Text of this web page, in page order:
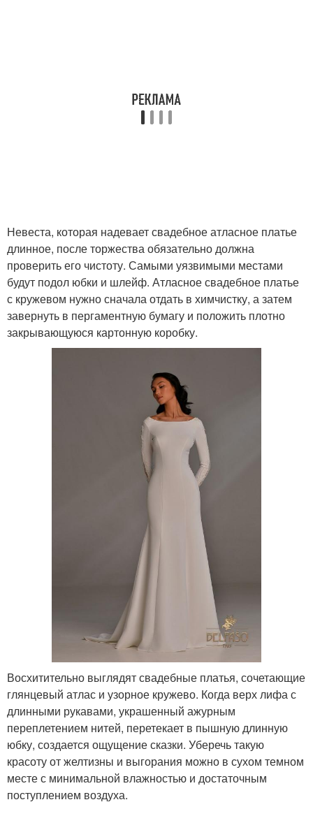
Невеста, которая надевает свадебное атласное платье
длинное, после торжества обязательно должна
проверить его чистоту. Самыми уязвимыми местами
будут подол юбки и шлейф. Атласное свадебное платье
с кружевом нужно сначала отдать в химчистку, а затем
завернуть в пергаментную бумагу и положить плотно
закрывающуюся картонную коробку.
Восхитительно выглядят свадебные платья, сочетающие
глянцевый атлас и узорное кружево. Когда верх лифа с
длинными рукавами, украшенный ажурным
переплетением нитей, перетекает в пышную длинную
юбку, создается ощущение сказки. Уберечь такую
красоту от желтизны и выгорания можно в сухом темном
месте с минимальной влажностью и достаточным
поступлением воздуха.